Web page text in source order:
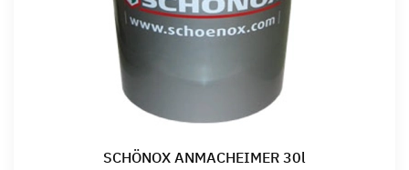
SCHÖNOX ANMACHEIMER 30l